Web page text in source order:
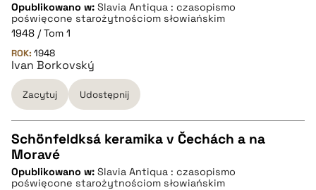
Opublikowano w: Slavia Antiqua : czasopismo
poświęcone starożytnościom słowiańskim
1948 / Tom 1
ROK: 1948
Ivan Borkovský
Zacytuj Udostępnij
CZYSTY TEKST
Schönfeldksá keramika v Čechách a na
Moravé
Opublikowano w: Slavia Antiqua : czasopismo
poświęcone starożytnościom słowiańskim